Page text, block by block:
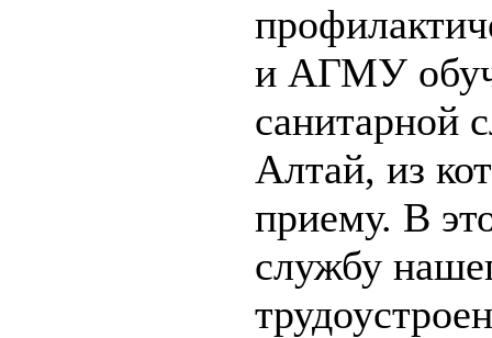
и АГМУ
санитарной
Алтай, из
приему. В
службу